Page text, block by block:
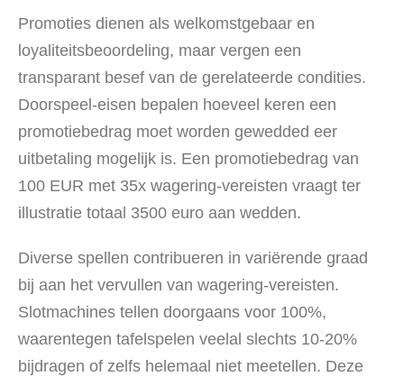
Promoties dienen als welkomstgebaar en
loyaliteitsbeoordeling, maar vergen een
transparant besef van de gerelateerde condities.
Doorspeel-eisen bepalen hoeveel keren een
promotiebedrag moet worden gewedded eer
uitbetaling mogelijk is. Een promotiebedrag van
100 EUR met 35x wagering-vereisten vraagt ter
illustratie totaal 3500 euro aan wedden.
Diverse spellen contribueren in variërende graad
bij aan het vervullen van wagering-vereisten.
Slotmachines tellen doorgaans voor 100%,
waarentegen tafelspelen veelal slechts 10-20%
bijdragen of zelfs helemaal niet meetellen. Deze